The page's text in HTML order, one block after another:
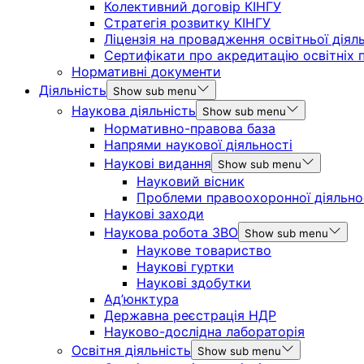
Колективний договір КІНГУ
Стратегія розвитку КІНГУ
Ліцензія на провадження освітньої
Сертифікати про акредитацію освітніх
Нормативні документи
Діяльність
Show sub menu
Наукова діяльність Show sub menu
Нормативно-правова база
Напрями наукової діяльності
Наукові видання
Show sub menu
Науковий вісник
Проблеми правоохоронної
Наукові заходи
Наукова робота ЗВО Show sub menu
Наукове товариство
Наукові гуртки
Наукові здобутки
Ад’юнктура
Державна реєстрація НДР
Науково-дослідна лабораторія
Освітня діяльність
Show sub menu